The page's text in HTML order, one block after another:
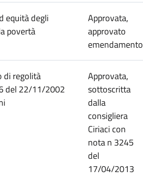
equità degli
povertà
Approvata,
approvato
emendamento
di regolità
del 22/11/2002
Approvata,
sottoscritta
dalla
consigliera
Ciriaci con
nota n 3245
del
17/04/2013